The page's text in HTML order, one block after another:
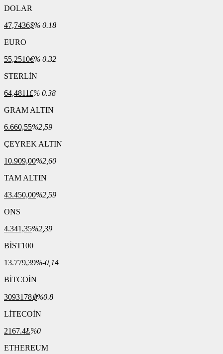
DOLAR
47,7436$% 0.18
EURO
55,2510€% 0.32
STERLİN
64,4811£% 0.38
GRAM ALTIN
6.660,55%2,59
ÇEYREK ALTIN
10.909,00%2,60
TAM ALTIN
43.450,00%2,59
ONS
4.341,35%2,39
BİST100
13.779,39%-0,14
BİTCOİN
3093178฿%0.8
LİTECOİN
2167.4Ł%0
ETHEREUM